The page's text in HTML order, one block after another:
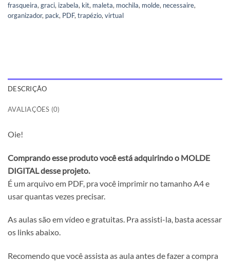
frasqueira, graci, izabela, kit, maleta, mochila, molde, necessaire,
organizador, pack, PDF, trapézio, virtual
DESCRIÇÃO
AVALIAÇÕES (0)
Oie!
Comprando esse produto você está adquirindo o MOLDE
DIGITAL desse projeto.
É um arquivo em PDF, pra você imprimir no tamanho A4 e
usar quantas vezes precisar.
As aulas são em vídeo e gratuitas. Pra assisti-la, basta acessar
os links abaixo.
Recomendo que você assista as aula antes de fazer a compra